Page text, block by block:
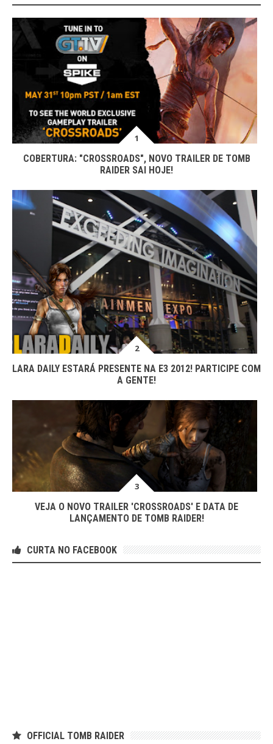
COBERTURA: "CROSSROADS", NOVO TRAILER DE TOMB
RAIDER SAI HOJE!
LARA DAILY ESTARÁ PRESENTE NA E3 2012! PARTICIPE COM
A GENTE!
VEJA O NOVO TRAILER 'CROSSROADS' E DATA DE
LANÇAMENTO DE TOMB RAIDER!
CURTA NO FACEBOOK
OFFICIAL TOMB RAIDER